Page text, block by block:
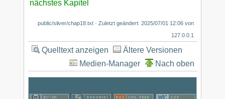
nächstes Kapitel
public/silver/chap18.txt · Zuletzt geändert:2025/07/01 12:06 von
127.0.0.1
Quelltext anzeigen
Ältere Versionen
Medien-Manager
Nach oben